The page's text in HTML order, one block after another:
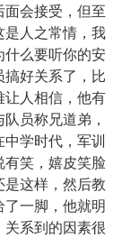
会接受，但至
是人之常情，我
什么要听你的安
好关系了，比
让人相信，他有
员称兄道弟，
学时代，军训
有笑，嬉皮笑脸
这样，然后教
一脚，他就明
系到的因素很